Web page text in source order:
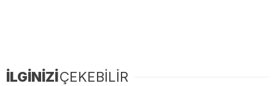
İLGİNİZİÇEKEBİLİR